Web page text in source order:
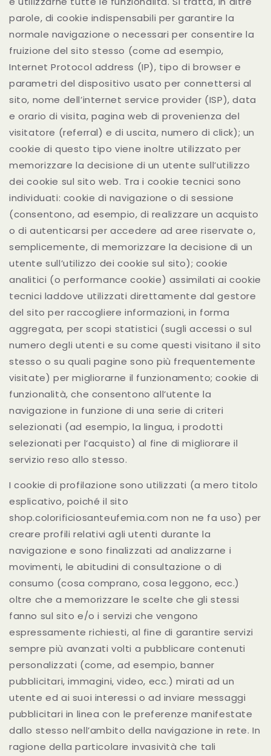
parole, di cookie indispensabili per garantire la
normale navigazione o necessari per consentire la
fruizione del sito stesso (come ad esempio,
Internet Protocol address (IP), tipo di browser e
parametri del dispositivo usato per connettersi al
sito, nome dell’internet service provider (ISP), data
e orario di visita, pagina web di provenienza del
visitatore (referral) e di uscita, numero di click); un
cookie di questo tipo viene inoltre utilizzato per
memorizzare la decisione di un utente sull’utilizzo
dei cookie sul sito web. Tra i cookie tecnici sono
individuati: cookie di navigazione o di sessione
(consentono, ad esempio, di realizzare un acquisto
o di autenticarsi per accedere ad aree riservate o,
semplicemente, di memorizzare la decisione di un
utente sull’utilizzo dei cookie sul sito); cookie
analitici (o performance cookie) assimilati ai cookie
tecnici laddove utilizzati direttamente dal gestore
del sito per raccogliere informazioni, in forma
aggregata, per scopi statistici (sugli accessi o sul
numero degli utenti e su come questi visitano il sito
stesso o su quali pagine sono più frequentemente
visitate) per migliorarne il funzionamento; cookie di
funzionalità, che consentono all’utente la
navigazione in funzione di una serie di criteri
selezionati (ad esempio, la lingua, i prodotti
selezionati per l’acquisto) al fine di migliorare il
servizio reso allo stesso.
I cookie di profilazione sono utilizzati (a mero titolo
esplicativo, poiché il sito
shop.colorificiosanteufemia.com non ne fa uso) per
creare profili relativi agli utenti durante la
navigazione e sono finalizzati ad analizzarne i
movimenti, le abitudini di consultazione o di
consumo (cosa comprano, cosa leggono, ecc.)
oltre che a memorizzare le scelte che gli stessi
fanno sul sito e/o i servizi che vengono
espressamente richiesti, al fine di garantire servizi
sempre più avanzati volti a pubblicare contenuti
personalizzati (come, ad esempio, banner
pubblicitari, immagini, video, ecc.) mirati ad un
utente ed ai suoi interessi o ad inviare messaggi
pubblicitari in linea con le preferenze manifestate
dallo stesso nell’ambito della navigazione in rete. In
ragione della particolare invasività che tali